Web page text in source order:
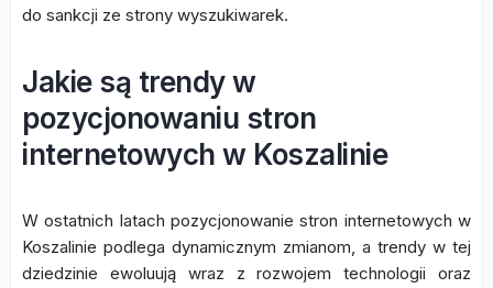
do sankcji ze strony wyszukiwarek.
Jakie są trendy w
pozycjonowaniu stron
internetowych w Koszalinie
W ostatnich latach pozycjonowanie stron internetowych w
Koszalinie podlega dynamicznym zmianom, a trendy w tej
dziedzinie ewoluują wraz z rozwojem technologii oraz